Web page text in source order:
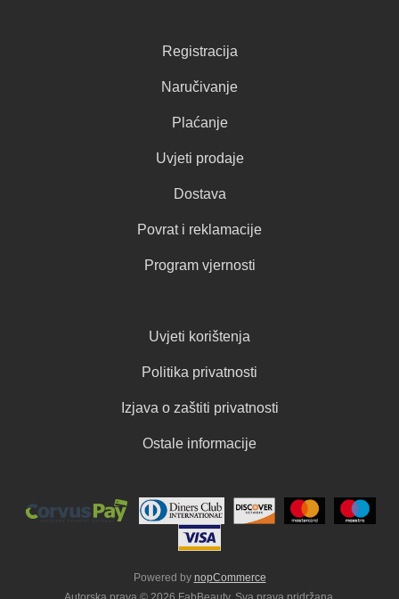
Registracija
Naručivanje
Plaćanje
Uvjeti prodaje
Dostava
Povrat i reklamacije
Program vjernosti
Uvjeti korištenja
Politika privatnosti
Izjava o zaštiti privatnosti
Ostale informacije
Powered by nopCommerce